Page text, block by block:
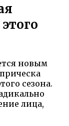
новым
сезона.
лица,